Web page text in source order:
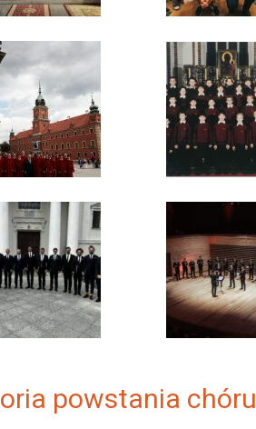
powstania chóru